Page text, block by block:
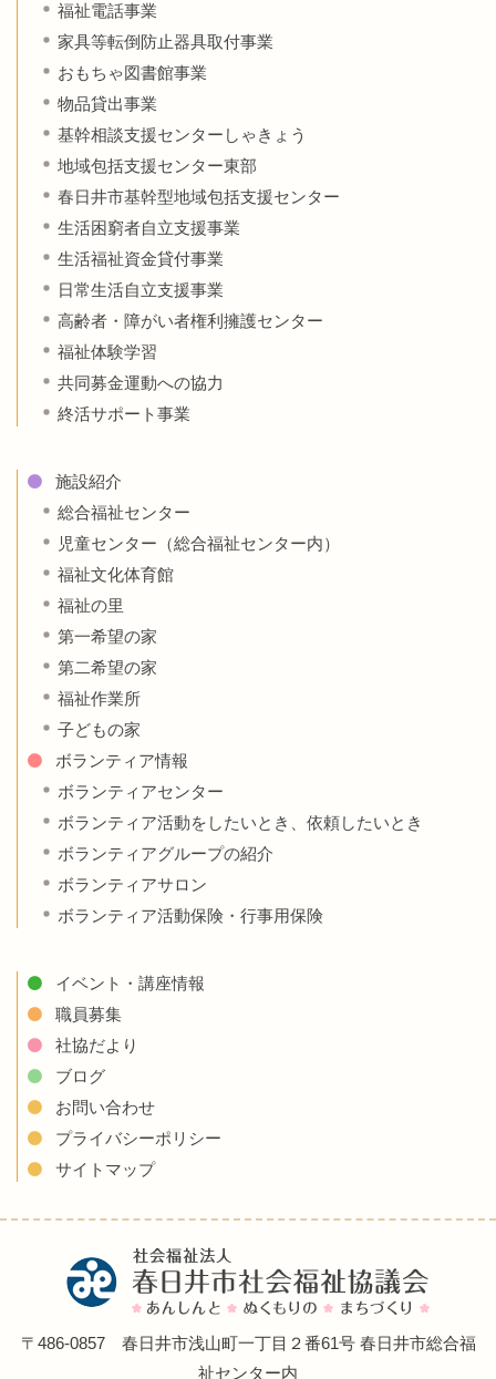
福祉電話事業
家具等転倒防止器具取付事業
おもちゃ図書館事業
物品貸出事業
基幹相談支援センターしゃきょう
地域包括支援センター東部
春日井市基幹型地域包括支援センター
生活困窮者自立支援事業
生活福祉資金貸付事業
日常生活自立支援事業
高齢者・障がい者権利擁護センター
福祉体験学習
共同募金運動への協力
終活サポート事業
施設紹介
総合福祉センター
児童センター（総合福祉センター内）
福祉文化体育館
福祉の里
第一希望の家
第二希望の家
福祉作業所
子どもの家
ボランティア情報
ボランティアセンター
ボランティア活動をしたいとき、依頼したいとき
ボランティアグループの紹介
ボランティアサロン
ボランティア活動保険・行事用保険
イベント・講座情報
職員募集
社協だより
ブログ
お問い合わせ
プライバシーポリシー
サイトマップ
〒486-0857 春日井市浅山町一丁目２番61号 春日井市総合福
祉センター内